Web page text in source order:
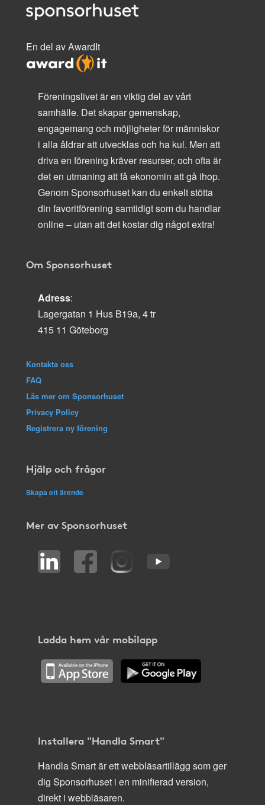
En del av AwardIt
Föreningslivet är en viktig del av vårt
samhälle. Det skapar gemenskap,
engagemang och möjligheter för människor
i alla åldrar att utvecklas och ha kul. Men att
driva en förening kräver resurser, och ofta är
det en utmaning att få ekonomin att gå ihop.
Genom Sponsorhuset kan du enkelt stötta
din favoritförening samtidigt som du handlar
online – utan att det kostar dig något extra!
Om Sponsorhuset
Adress:
Lagergatan 1 Hus B19a, 4 tr
415 11 Göteborg
Kontakta oss
FAQ
Läs mer om Sponsorhuset
Privacy Policy
Registrera ny förening
Hjälp och frågor
Skapa ett ärende
Mer av Sponsorhuset
Ladda hem vår mobilapp
Installera "Handla Smart"
Handla Smart är ett webbläsartillägg som ger
dig Sponsorhuset i en minifierad version,
direkt i webbläsaren.